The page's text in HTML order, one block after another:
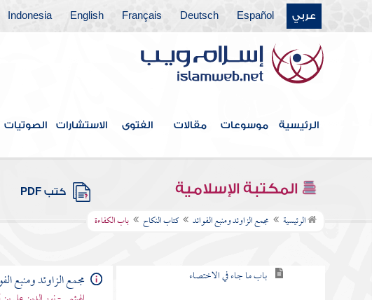
عربي Español
Deutsch
Français
English
Indonesia
الرئيسية موسوعات مقالات الفتوى الاستشارات الصوتيات
المكتبة الإسلامية كتب PDF
الرئيسية مجمع الزاوئد ومنبع الفوائد كتاب النكاح باب الكفاءة
كتاب البيوع
كتاب الأيمان والنذور
كتاب الأحكام
كتاب الوصايا
كتاب الفرائض
كتاب العتق
كتاب النكاح
باب ما جاء في الاختصاء
مجمع الزاوئد ومنبع